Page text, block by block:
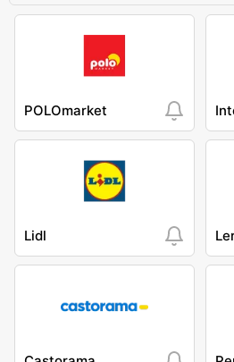
POLOmarket
Lidl